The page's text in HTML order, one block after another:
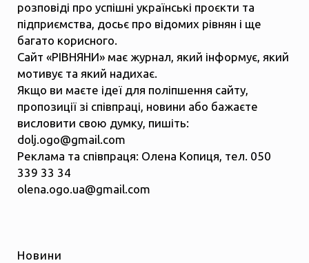
розповіді про успішні українські проєкти та
підприємства, досьє про відомих рівнян і ще
багато корисного.
Сайт «РІВНЯНИ» має журнал, який інформує, який
мотивує та який надихає.
Якщо ви маєте ідеї для поліпшення сайту,
пропозиції зі співпраці, новини або бажаєте
висловити свою думку, пишіть:
dolj.ogo@gmail.com
Реклама та співпраця: Олена Копиця, тел. 050
339 33 34
olena.ogo.ua@gmail.com
Новини